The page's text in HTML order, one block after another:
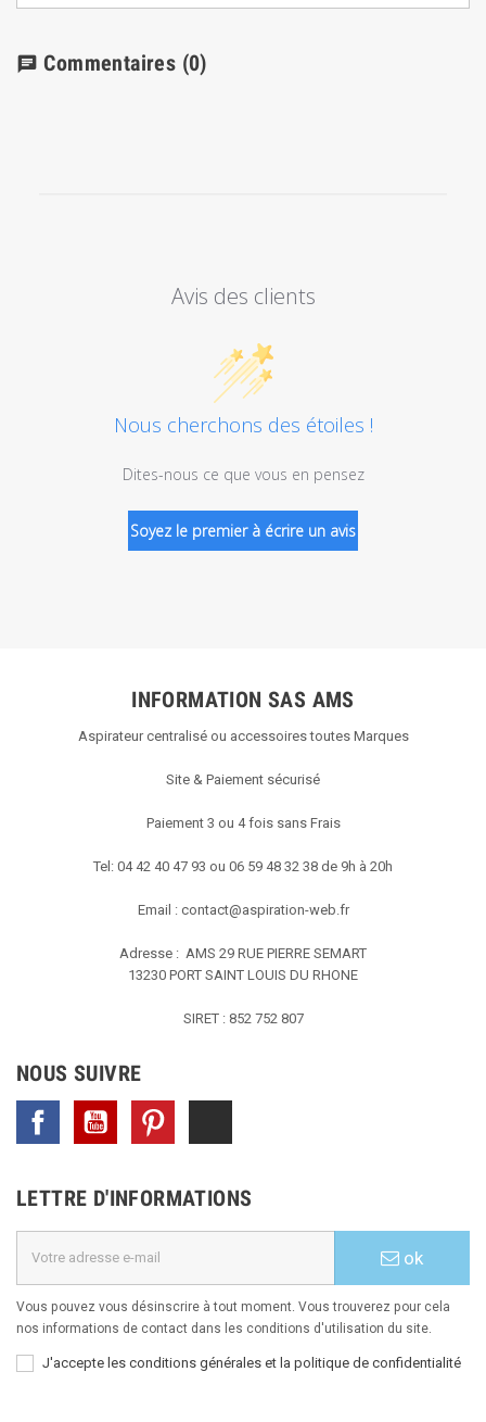
chat Commentaires (0)
Avis des clients
Nous cherchons des étoiles !
Dites-nous ce que vous en pensez
Soyez le premier à écrire un avis
INFORMATION SAS AMS
Aspirateur centralisé ou accessoires toutes Marques
Site & Paiement sécurisé
Paiement 3 ou 4 fois sans Frais
Tel: 04 42 40 47 93 ou 06 59 48 32 38 de 9h à 20h
Email : contact@aspiration-web.fr
Adresse : AMS 29 RUE PIERRE SEMART
13230 PORT SAINT LOUIS DU RHONE
SIRET : 852 752 807
NOUS SUIVRE
Facebook YouTube
LETTRE D'INFORMATIONS
ok
Vous pouvez vous désinscrire à tout moment. Vous trouverez pour cela
nos informations de contact dans les conditions d'utilisation du site.
J'accepte les conditions générales et la politique de confidentialité